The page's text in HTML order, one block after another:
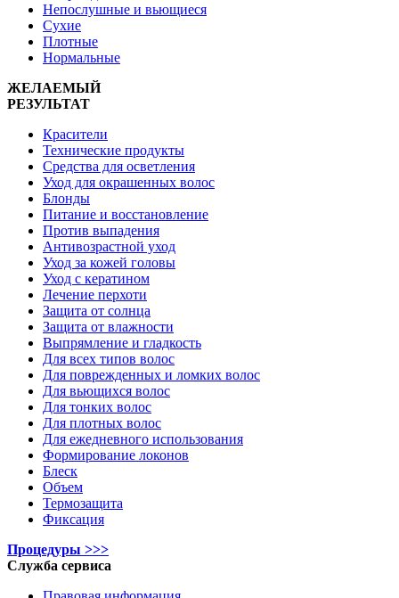
Непослушные и вьющиеся
Сухие
Плотные
Нормальные
ЖЕЛАЕМЫЙ
РЕЗУЛЬТАТ
Красители
Технические продукты
Средства для осветления
Уход для окрашенных волос
Блонды
Питание и восстановление
Против выпадения
Антивозрастной уход
Уход за кожей головы
Уход с кератином
Лечение перхоти
Защита от солнца
Защита от влажности
Выпрямление и гладкость
Для всех типов волос
Для поврежденных и ломких волос
Для вьющихся волос
Для тонких волос
Для плотных волос
Для ежедневного использования
Формирование локонов
Блеск
Объем
Термозащита
Фиксация
Процедуры >>>
Служба сервиса